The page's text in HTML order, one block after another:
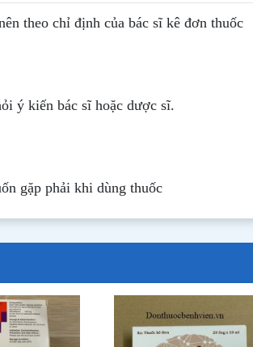
theo chỉ định của bác sĩ kê đơn thuốc
ý kiến bác sĩ hoặc dược sĩ.
gặp phải khi dùng thuốc